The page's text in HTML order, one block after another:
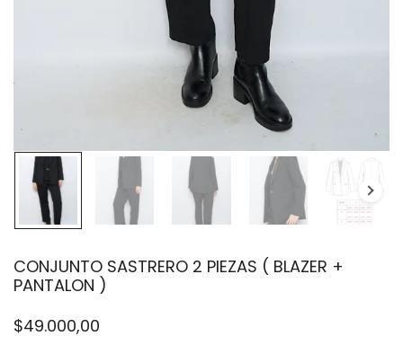
CONJUNTO SASTRERO 2 PIEZAS ( BLAZER +
PANTALON )
$49.000,00